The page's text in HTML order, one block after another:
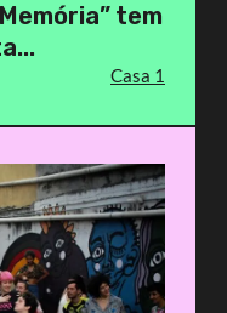
tem
Casa 1